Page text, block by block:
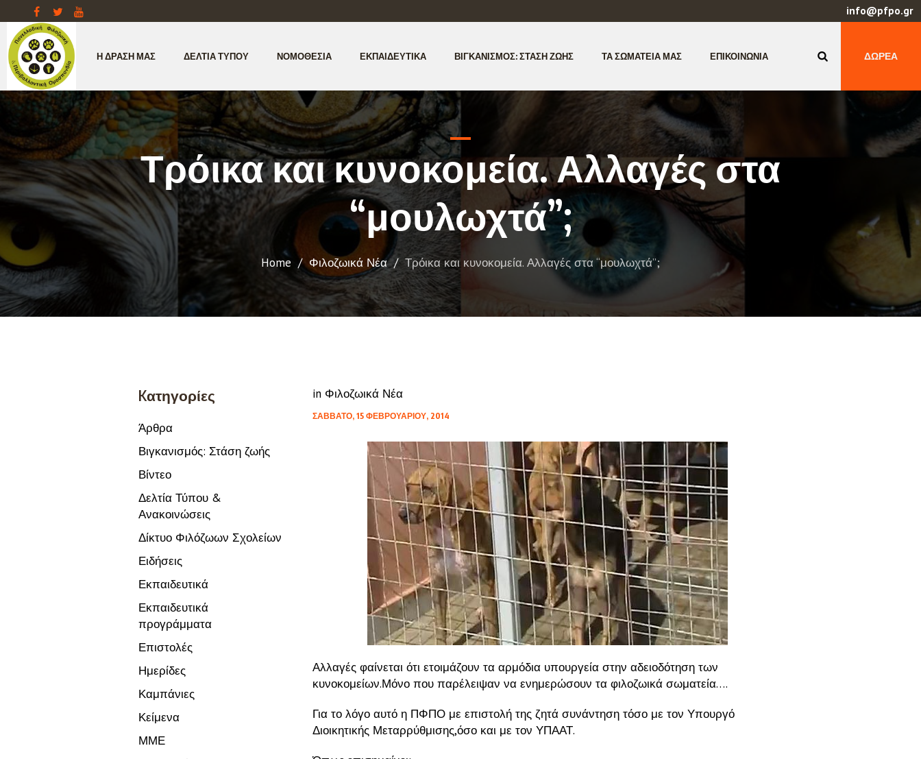
info@pfpo.gr
ΔΩΡΕΆ
Η ΔΡΆΣΗ ΜΑΣ ΔΕΛΤΊΑ ΤΎΠΟΥ ΝΟΜΟΘΕΣΊΑ ΕΚΠΑΙΔΕΥΤΙΚΆ ΒΙΓΚΑΝΙΣΜΌΣ: ΣΤΆΣΗ ΖΩΉΣ ΤΑ ΣΩΜΑΤΕΊΑ ΜΑΣ ΕΠΙΚΟΙΝΩΝΊΑ
Τρόικα και κυνοκομεία. Αλλαγές στα
“μουλωχτά”;
Home / Φιλοζωικά Νέα / Τρόικα και κυνοκομεία. Αλλαγές στα “μουλωχτά”;
in Φιλοζωικά Νέα
ΣΆΒΒΑΤΟ, 15 ΦΕΒΡΟΥΑΡΊΟΥ, 2014
Αλλαγές φαίνεται ότι ετοιμάζουν τα αρμόδια υπουργεία στην αδειοδότηση των
κυνοκομείων.Μόνο που παρέλειψαν να ενημερώσουν τα φιλοζωικά σωματεία….
Για το λόγο αυτό η ΠΦΠΟ με επιστολή της ζητά συνάντηση τόσο με τον Υπουργό
Διοικητικής Μεταρρύθμισης,όσο και με τον ΥΠΑΑΤ.
Kατηγορίες
Άρθρα
Βιγκανισμός: Στάση ζωής
Βίντεο
Δελτία Τύπου &
Ανακοινώσεις
Δίκτυο Φιλόζωων Σχολείων
Ειδήσεις
Εκπαιδευτικά
Εκπαιδευτικά
προγράμματα
Επιστολές
Ημερίδες
Καμπάνιες
Κείμενα
ΜΜΕ